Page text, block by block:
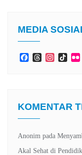
MEDIA
FacebookThreadsInstagram
KOMENTAR
Anonim pada
Akal Sehat di